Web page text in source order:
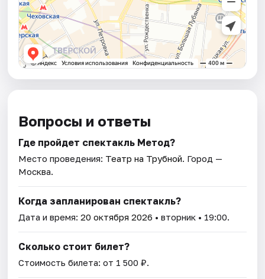
Вопросы и ответы
Где пройдет спектакль Метод?
Место проведения: Театр на Трубной. Город —
Москва.
Когда запланирован спектакль?
Дата и время:20 октября 2026 • вторник • 19:00.
Сколько стоит билет?
Стоимость билета: от 1 500 ₽.